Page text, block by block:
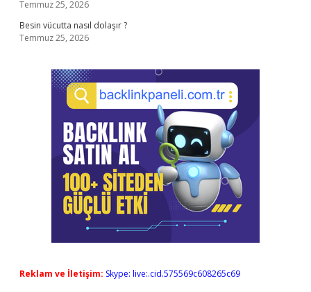
Temmuz 25, 2026
Besin vücutta nasıl dolaşır ?
Temmuz 25, 2026
Reklam ve İletişim: Skype: live:.cid.575569c608265c69